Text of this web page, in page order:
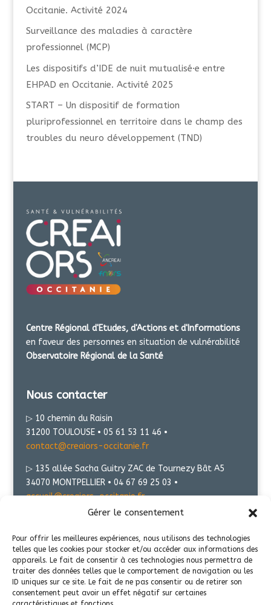
Gérer le consentement
Pour offrir les meilleures expériences, nous utilisons des technologies
telles que les cookies pour stocker et/ou accéder aux informations des
appareils. Le fait de consentir à ces technologies nous permettra de
traiter des données telles que le comportement de navigation ou les
ID uniques sur ce site. Le fait de ne pas consentir ou de retirer son
consentement peut avoir un effet négatif sur certaines
Occitanie. Activité 2024
Surveillance des maladies à caractère
professionnel (MCP)
Les dispositifs d’IDE de nuit mutualisé·e entre
EHPAD en Occitanie. Activité 2025
START – Un dispositif de formation
pluriprofessionnel en territoire dans le champ des
troubles du neuro développement (TND)
Centre Régional d'Etudes, d'Actions et d'Informations
en faveur des personnes en situation de vulnérabilité
Observatoire Régional de la Santé
Nous contacter
▷ 10 chemin du Raisin
31200 TOULOUSE • 05 61 53 11 46 •
contact@creaiors-occitanie.fr
▷ 135 allée Sacha Guitry ZAC de Tournezy Bât A5
34070 MONTPELLIER • 04 67 69 25 03 •
accueil@creaiors-occitanie.fr
Présentation
Mentions légales
Politique de confidentialité